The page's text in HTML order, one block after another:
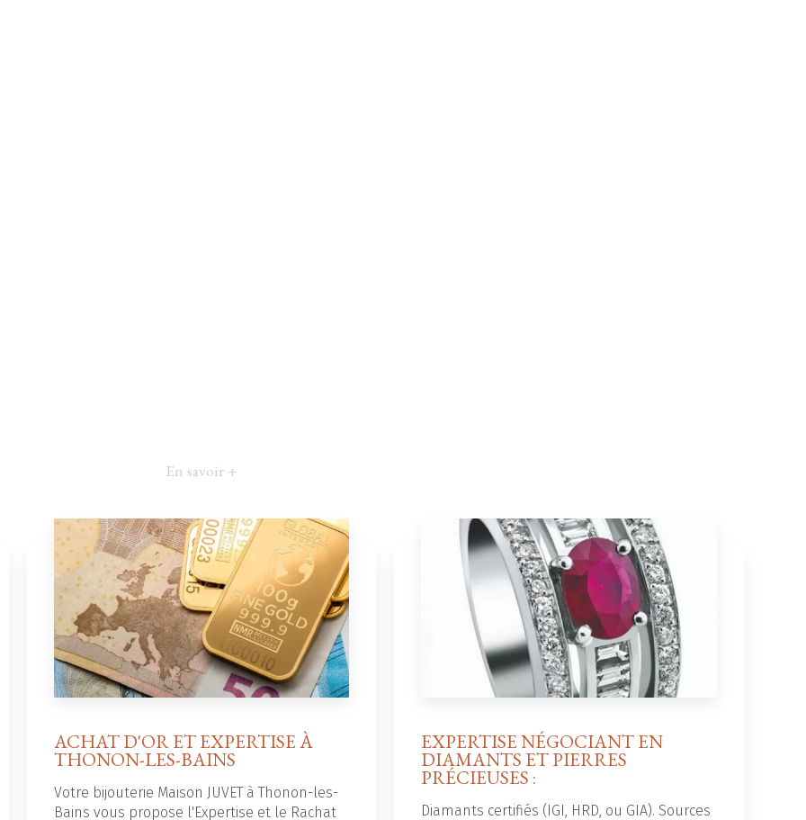
En savoir +
ACHAT D'OR ET EXPERTISE À
THONON-LES-BAINS
Votre bijouterie Maison JUVET à Thonon-les-
Bains vous propose l'Expertise et le Rachat
EXPERTISE NÉGOCIANT EN
DIAMANTS ET PIERRES
PRÉCIEUSES :
Diamants certifiés (IGI, HRD, ou GIA). Sources